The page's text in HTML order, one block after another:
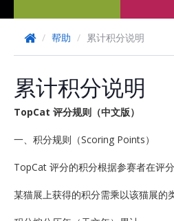
/ 帮助 / 累计积分说明
累计积分说明
TopCat 评分规则（中文版）
一、积分规则（Scoring Points）
TopCat 评分的积分根据参赛者在评
某猫展上获得的积分需乘以该猫展